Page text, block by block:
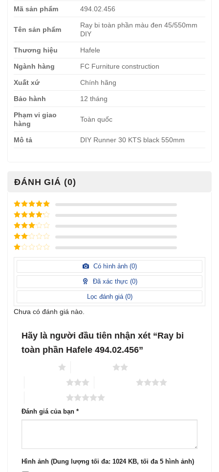
Mã sản phẩm
494.02.456
Tên sản phẩm
Ray bi toàn phần màu đen 45/550mm
DIY
Thương hiệu Hafele
Ngành hàng FC Furniture construction
Xuất xứ Chính hãng
Bảo hành 12 tháng
Phạm vi giao
hàng
Toàn quốc
Mô tả DIY Runner 30 KTS black 550mm
ĐÁNH GIÁ (0)
Được xếp
hạng
5
5
sao
Được xếp
hạng
4
5
sao
Được
xếp
hạng3
5 sao
Được
hạng
sao
Được
hạng
sao
Có hình ảnh (0)
Đã xác thực (0)
Lọc đánh giá (0)
Chưa có đánh giá nào.
Hãy là người đầu tiên nhận xét “Ray bi
toàn phần Hafele 494.02.456”
Đánh giá của bạn *
Hình ảnh (Dung lượng tối đa: 1024 KB, tối đa 5 hình ảnh)